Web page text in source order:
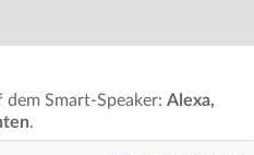
dem Smart-Speaker: Alexa,
.